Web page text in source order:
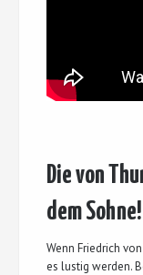
Die von
dem Sohne!
Wenn Friedrich
es lustig werden.